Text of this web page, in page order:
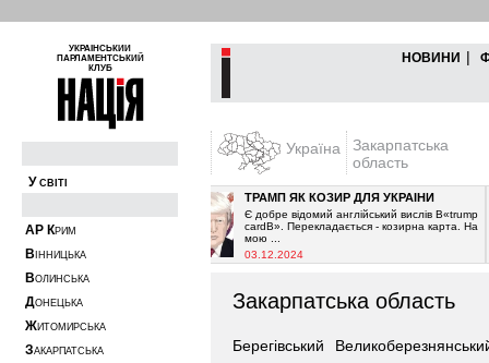
УКРАЇНСЬКИЙ
ПАРЛАМЕНТСЬКИЙ
КЛУБ
НОВИНИ |
У СВІТІ
АР КРИМ
В ІННИЦЬКА
ВОЛИНСЬКА
ДОНЕЦЬКА
ЖИТОМИРСЬКА
ЗАКАРПАТСЬКА
Україна
Закарпатська
область
і очікувалось з 2021-го
ТРАМП ЯК КОЗИР ДЛЯ УКРАЇНИ
Є добре відомий англійський вислів В«trump
cardВ». Перекладається - козирна карта. На
мою ...
03.12.2024
Закарпатська область
Берегівський